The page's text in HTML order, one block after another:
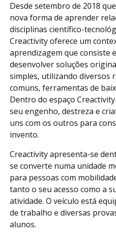
Desde setembro de 2018
nova forma de aprender
disciplinas científico-
Creactivity oferece um
aprendizagem que consiste
desenvolver soluções
simples, utilizando diversos
comuns, ferramentas de
Dentro do espaço
seu engenho, destreza e
uns com os outros para
invento.
Creactivity apresenta-se
se converte numa unidade
para pessoas com
tanto o seu acesso como a
atividade. O veículo está
de trabalho e diversas
alunos.